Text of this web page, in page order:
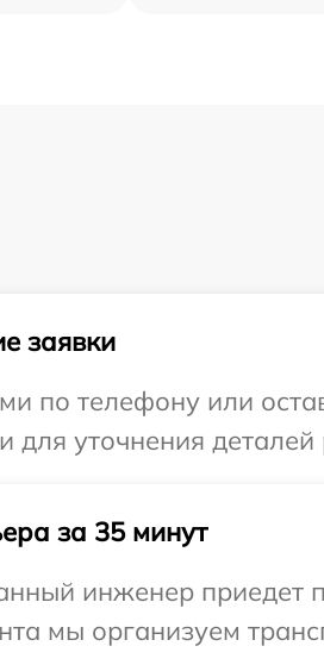
заявки
по телефону или
для уточнения
за 35 минут
инженер приедет
мы организуем